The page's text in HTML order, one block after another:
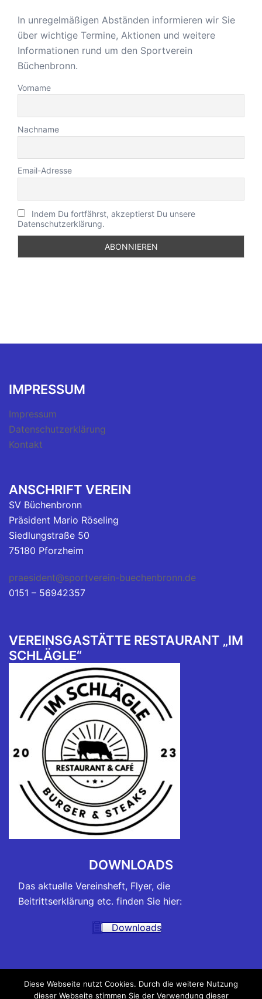
In unregelmäßigen Abständen informieren wir Sie
über wichtige Termine, Aktionen und weitere
Informationen rund um den Sportverein
Büchenbronn.
Vorname
Nachname
Email-Adresse
Indem Du fortfährst, akzeptierst Du unsere
Datenschutzerklärung.
IMPRESSUM
Impressum
Datenschutzerklärung
Kontakt
ANSCHRIFT VEREIN
SV Büchenbronn
Präsident Mario Röseling
Siedlungstraße 50
75180 Pforzheim
praesident@sportverein-buechenbronn.de
0151 – 56942357
VEREINSGASTÄTTE RESTAURANT „IM
SCHLÄGLE“
DOWNLOADS
Das aktuelle Vereinsheft, Flyer, die
Beitrittserklärung etc. finden Sie hier:
Downloads
TRAININGSZEITEN
Diese Webseite nutzt Cookies. Durch die weitere Nutzung
dieser Webseite stimmen Sie der Verwendung dieser